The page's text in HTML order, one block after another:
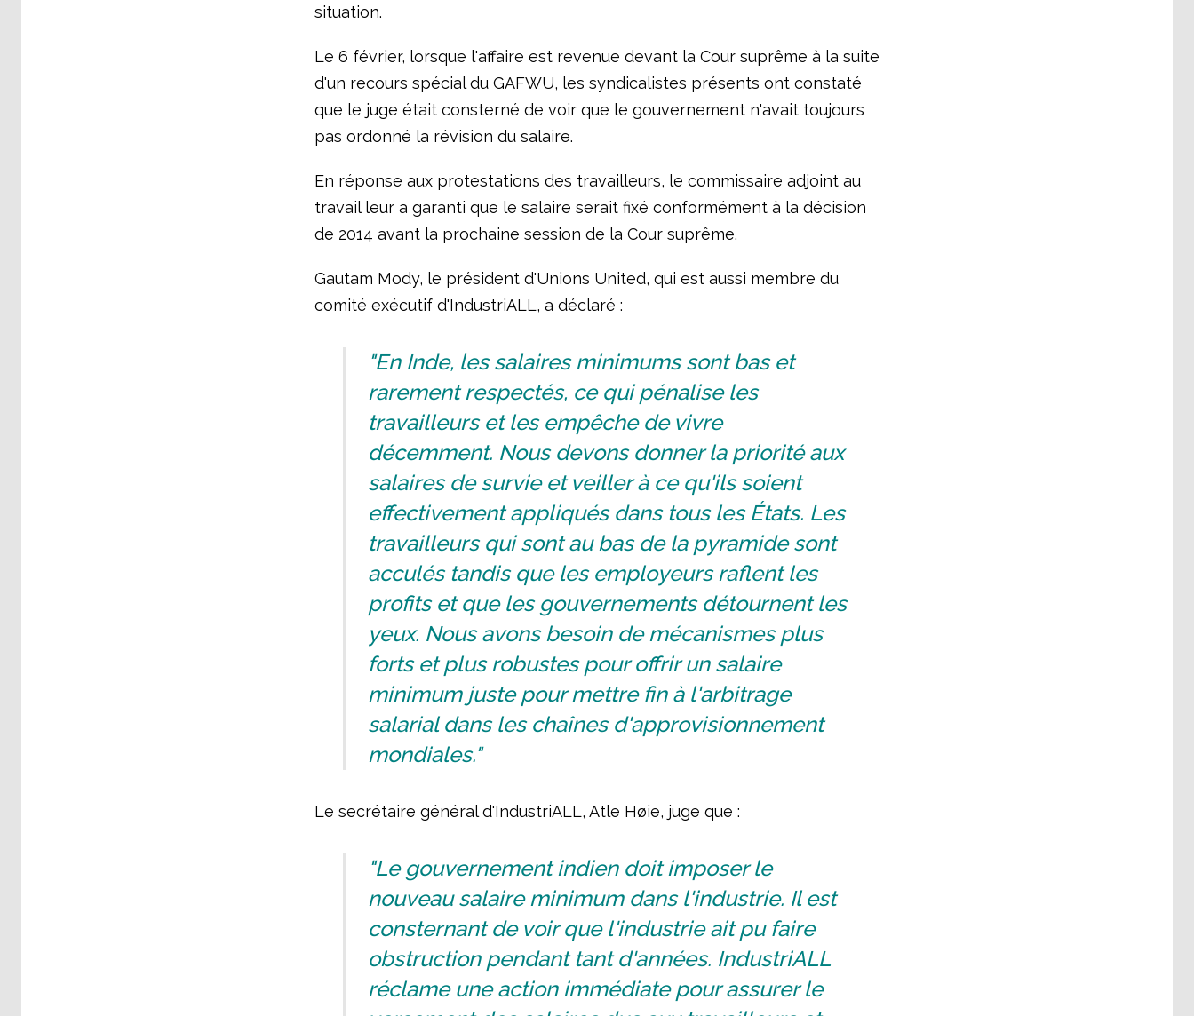
situation.
Le 6 février, lorsque l'affaire est revenue devant la Cour suprême à la suite
d'un recours spécial du GAFWU, les syndicalistes présents ont constaté
que le juge était consterné de voir que le gouvernement n'avait toujours
pas ordonné la révision du salaire.
En réponse aux protestations des travailleurs, le commissaire adjoint au
travail leur a garanti que le salaire serait fixé conformément à la décision
de 2014 avant la prochaine session de la Cour suprême.
Gautam Mody, le président d'Unions United, qui est aussi membre du
comité exécutif d'IndustriALL, a déclaré :
"En Inde, les salaires minimums sont bas et
rarement respectés, ce qui pénalise les
travailleurs et les empêche de vivre
décemment. Nous devons donner la priorité aux
salaires de survie et veiller à ce qu'ils soient
effectivement appliqués dans tous les États. Les
travailleurs qui sont au bas de la pyramide sont
acculés tandis que les employeurs raflent les
profits et que les gouvernements détournent les
yeux. Nous avons besoin de mécanismes plus
forts et plus robustes pour offrir un salaire
minimum juste pour mettre fin à l'arbitrage
salarial dans les chaînes d'approvisionnement
mondiales."
Le secrétaire général d'IndustriALL, Atle Høie, juge que :
"Le gouvernement indien doit imposer le
nouveau salaire minimum dans l'industrie. Il est
consternant de voir que l'industrie ait pu faire
obstruction pendant tant d'années. IndustriALL
réclame une action immédiate pour assurer le